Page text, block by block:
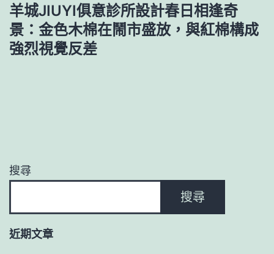
羊城JIUYI俱意診所設計春日相逢奇
景：金色木棉在鬧市盛放，與紅棉構成
強烈視覺反差
搜尋
搜尋
近期文章